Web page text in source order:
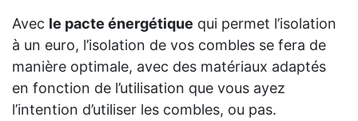
Avec le pacte énergétique qui permet l’isolation
à un euro, l’isolation de vos combles se fera de
manière optimale, avec des matériaux adaptés
en fonction de l’utilisation que vous ayez
l’intention d’utiliser les combles, ou pas.